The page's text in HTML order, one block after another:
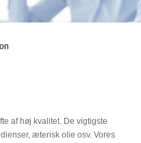
af høj kvalitet. De vigtigste
æterisk olie osv. Vores